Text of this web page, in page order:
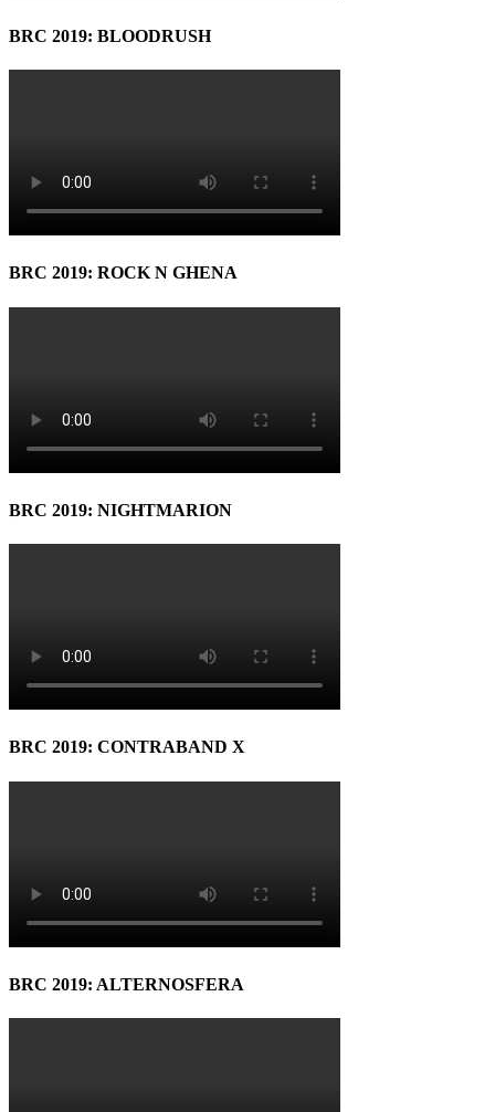
BRC 2019: BLOODRUSH
BRC 2019: ROCK N GHENA
BRC 2019: NIGHTMARION
BRC 2019: CONTRABAND X
BRC 2019: ALTERNOSFERA